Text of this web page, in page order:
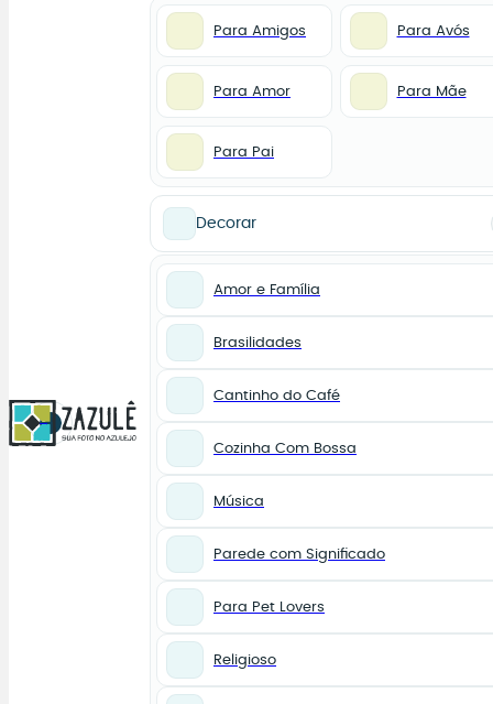
0
Para Amigos Para Avós
Para Amor Para Mãe
Para Pai
Decorar
Amor e Família
Brasilidades
Cantinho do Café
Cozinha Com Bossa
Música
Parede com Significado
Para Pet Lovers
Religioso